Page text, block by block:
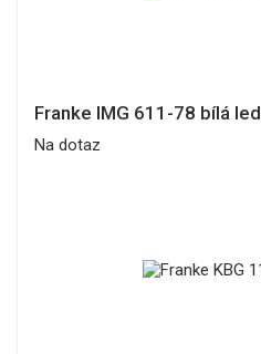
Franke IMG 611-78 bílá led
Na dotaz